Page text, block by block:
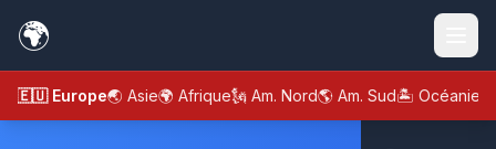
🌍
🇪🇺 Europe🌏 Asie🌍 Afrique🗽 Am. Nord🌎 Am. Sud🏝️ Océanie